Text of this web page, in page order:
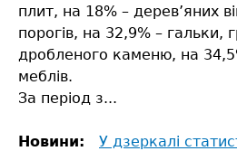
плит, на 18% – дерев’яних
порогів, на 32,9% – гальки,
дробленого каменю, на
меблів.
За період з...
Новини: У дзеркалі